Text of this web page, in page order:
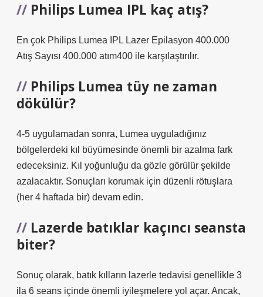
Philips Lumea IPL kaç atış?
En çok Philips Lumea IPL Lazer Epilasyon 400.000
Atış Sayısı 400.000 atım400 ile karşılaştırılır.
Philips Lumea tüy ne zaman
dökülür?
4-5 uygulamadan sonra, Lumea uyguladığınız
bölgelerdeki kıl büyümesinde önemli bir azalma fark
edeceksiniz. Kıl yoğunluğu da gözle görülür şekilde
azalacaktır. Sonuçları korumak için düzenli rötuşlara
(her 4 haftada bir) devam edin.
Lazerde batıklar kaçıncı seansta
biter?
Sonuç olarak, batık kılların lazerle tedavisi genellikle 3
ila 6 seans içinde önemli iyileşmelere yol açar. Ancak,